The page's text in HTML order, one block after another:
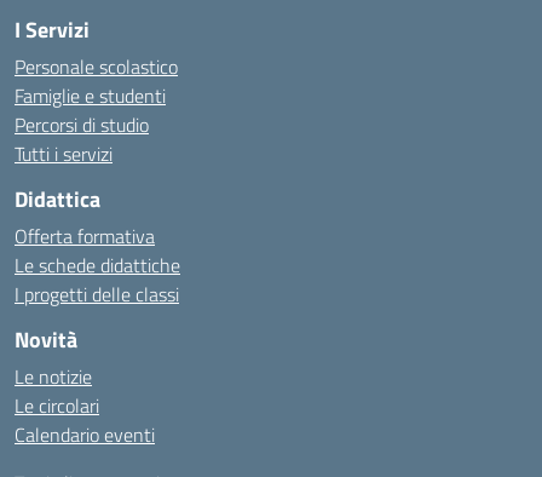
I Servizi
Personale scolastico
Famiglie e studenti
Percorsi di studio
Tutti i servizi
Didattica
Offerta formativa
Le schede didattiche
I progetti delle classi
Novità
Le notizie
Le circolari
Calendario eventi